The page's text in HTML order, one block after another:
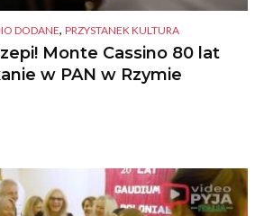
DODANE, PRZYSTANEK KULTURA
Monte Cassino 80 lat
w PAN w Rzymie